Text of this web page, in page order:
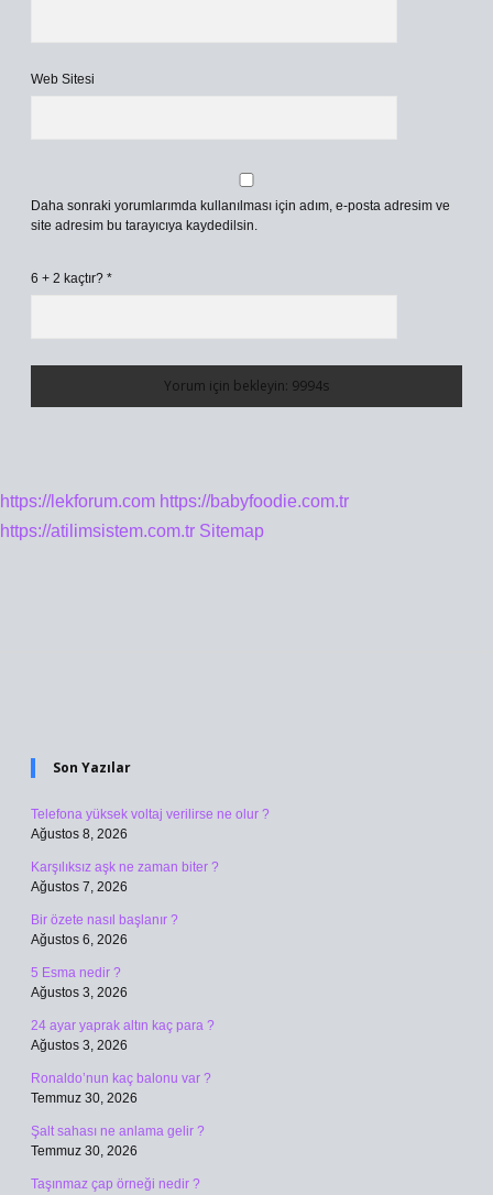
Web Sitesi
Daha sonraki yorumlarımda kullanılması için adım, e-posta adresim ve
site adresim bu tarayıcıya kaydedilsin.
6 + 2 kaçtır? *
https://lekforum.com https://babyfoodie.com.tr
https://atilimsistem.com.tr Sitemap
Son Yazılar
Telefona yüksek voltaj verilirse ne olur ?
Ağustos 8, 2026
Karşılıksız aşk ne zaman biter ?
Ağustos 7, 2026
Bir özete nasıl başlanır ?
Ağustos 6, 2026
5 Esma nedir ?
Ağustos 3, 2026
24 ayar yaprak altın kaç para ?
Ağustos 3, 2026
Ronaldo’nun kaç balonu var ?
Temmuz 30, 2026
Şalt sahası ne anlama gelir ?
Temmuz 30, 2026
Taşınmaz çap örneği nedir ?